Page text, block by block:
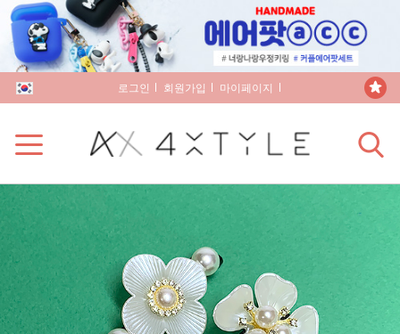
로그인 회원가입 마이페이지